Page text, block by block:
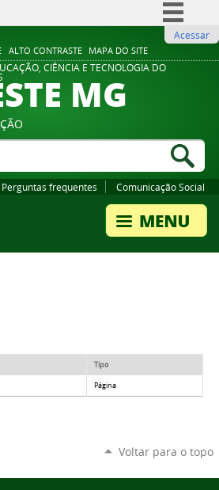
ALTO CONTRASTE MAPA DO SITE
Comunica BR
Participe
Legislação
Acessar
CIÊNCIA E TECNOLOGIA DO
MG
Perguntas frequentes Comunicação Social
Tipo
Página
Voltar para o topo